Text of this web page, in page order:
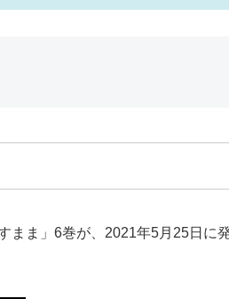
ま」6巻が、2021年5月25日に